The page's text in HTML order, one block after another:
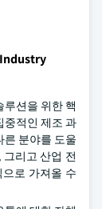
루션을 위한 핵
중적인 제조 과
른 분야를 도울
리고 산업 전
로 가져올 수